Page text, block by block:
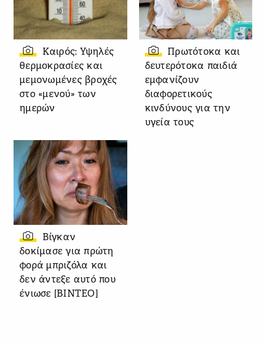
Καιρός: Υψηλές
θερμοκρασίες και
μεμονωμένες βροχές
στο «μενού» των
ημερών
Πρωτότοκα και
δευτερότοκα παιδιά
εμφανίζουν
διαφορετικούς
κινδύνους για την
υγεία τους
Βίγκαν
δοκίμασε για πρώτη
φορά μπριζόλα και
δεν άντεξε αυτό που
ένιωσε [ΒΙΝΤΕΟ]